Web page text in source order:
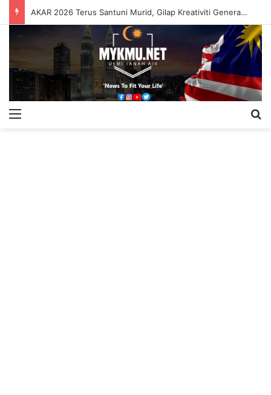
AKAR 2026 Terus Santuni Murid, Gilap Kreativiti Generasi Muda